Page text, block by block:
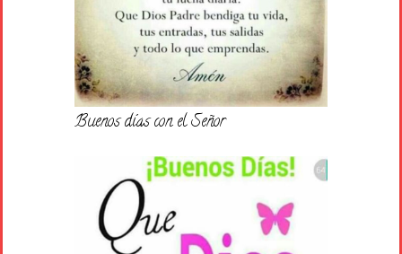
Buenos días con el Señor